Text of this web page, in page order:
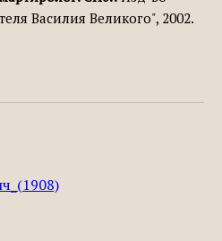
Василия Великого", 2002.